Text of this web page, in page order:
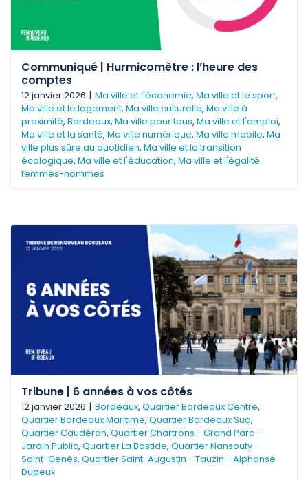
Communiqué | Hurmicomètre : l’heure des
comptes
12 janvier 2026 | Ma ville et l'économie, Ma ville et le sport,
Ma ville et le logement, Ma ville culturelle, Ma ville à
proximité, Bordeaux, Ma ville pour tous, Ma ville et l'emploi,
Ma ville et la santé, Ma ville numérique, Ma ville mobile, Ma
ville plus sûre au quotidien, Ma ville et la transition
écologique, Ma ville et l'éducation, Ma ville et l'égalité
femmes-hommes
Tribune | 6 années à vos côtés
12 janvier 2026 | Bordeaux, Quartier Bordeaux Centre,
Quartier Bordeaux Maritime, Quartier Bordeaux Sud,
Quartier Caudéran, Quartier Chartrons - Grand Parc -
Jardin Public, Quartier La Bastide, Quartier Nansouty -
Saint-Genès, Quartier Saint-Augustin - Tauzin - Alphonse
Dupeux